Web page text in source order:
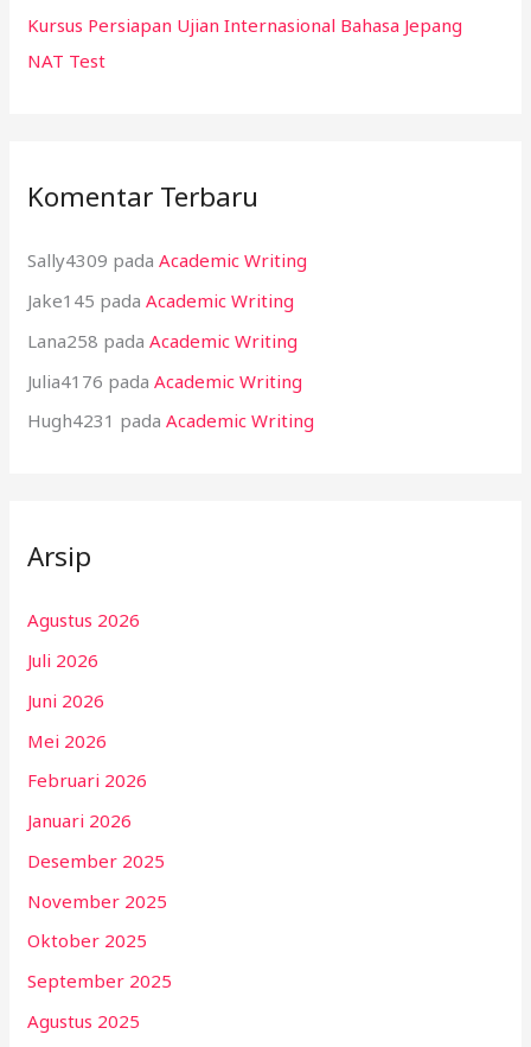
Kursus Persiapan Ujian Internasional Bahasa Jepang
NAT Test
Komentar Terbaru
Sally4309 padaAcademic Writing
Jake145 padaAcademic Writing
Lana258 padaAcademic Writing
Julia4176 padaAcademic Writing
Hugh4231 padaAcademic Writing
Arsip
Agustus 2026
Juli 2026
Juni 2026
Mei 2026
Februari 2026
Januari 2026
Desember 2025
November 2025
Oktober 2025
September 2025
Agustus 2025